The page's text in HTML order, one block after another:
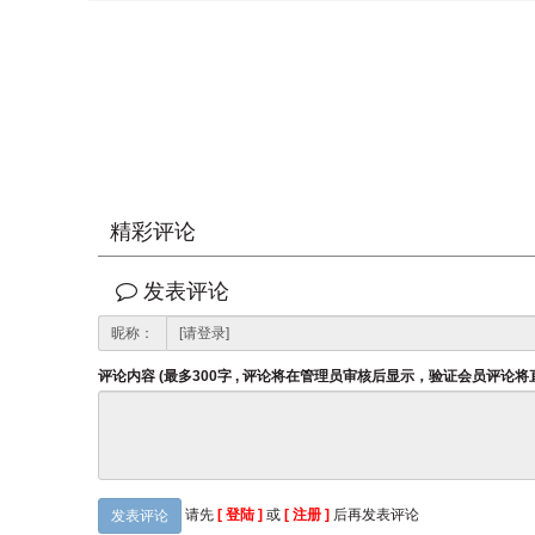
精彩评论
发表评论
昵称：
评论内容 (最多300字 , 评论将在管理员审核后显示，验证会员评论将
发表评论 请先 [ 登陆 ] 或 [ 注册 ] 后再发表评论